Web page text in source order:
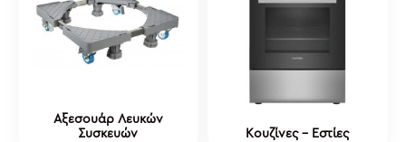
Αξεσουάρ Λευκών
Συσκευών
Κουζίνες - Εστίες